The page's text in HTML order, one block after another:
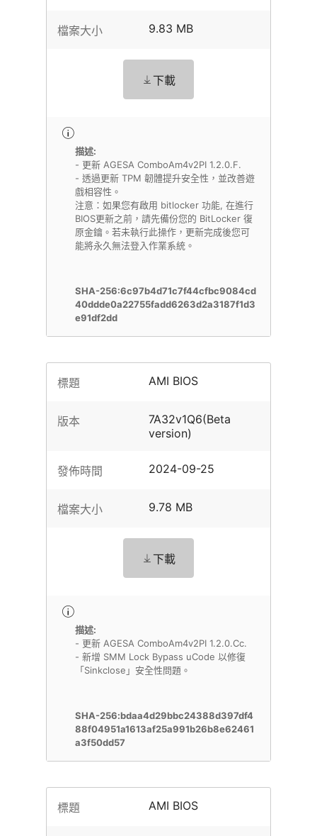
檔案大小 9.83 MB
下載
描述:
- 更新 AGESA ComboAm4v2PI 1.2.0.F.
- 透過更新 TPM 韌體提升安全性，並改善遊
戲相容性。
注意：如果您有啟用 bitlocker 功能, 在進行
BIOS更新之前，請先備份您的 BitLocker 復
原金鑰。若未執行此操作，更新完成後您可
能將永久無法登入作業系統。
SHA-256:6c97b4d71c7f44cfbc9084cd
40ddde0a22755fadd6263d2a3187f1d3
e91df2dd
標題 AMI BIOS
版本
7A32v1Q6(Beta
version)
發佈時間 2024-09-25
檔案大小 9.78 MB
下載
描述:
- 更新 AGESA ComboAm4v2PI 1.2.0.Cc.
- 新增 SMM Lock Bypass uCode 以修復
「Sinkclose」安全性問題。
SHA-256:bdaa4d29bbc24388d397df4
88f04951a1613af25a991b26b8e62461
a3f50dd57
標題 AMI BIOS